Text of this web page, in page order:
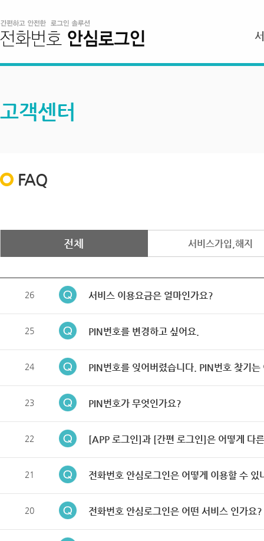
고객센터
FAQ
전체 서비스가입,해지
26 서비스 이용요금은 얼마인가요?
25 PIN번호를 변경하고 싶어요.
24 PIN번호를 잊어버렸습니다. PIN번호 찾기는
23 PIN번호가 무엇인가요?
22 [APP 로그인]과 [간편 로그인]은 어떻게 다
21 전화번호 안심로그인은 어떻게 이용할 수 있
20 전화번호 안심로그인은 어떤 서비스 인가요?